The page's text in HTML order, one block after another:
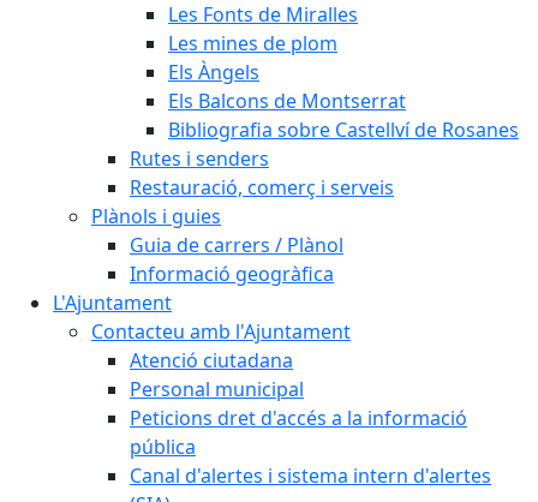
Les Fonts de Miralles
Les mines de plom
Els Àngels
Els Balcons de Montserrat
Bibliografia sobre Castellví de Rosanes
Rutes i senders
Restauració, comerç i serveis
Plànols i guies
Guia de carrers / Plànol
Informació geogràfica
L'Ajuntament
Contacteu amb l'Ajuntament
Atenció ciutadana
Personal municipal
Peticions dret d'accés a la informació
pública
Canal d'alertes i sistema intern d'alertes